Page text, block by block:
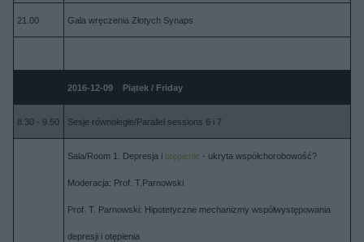
21.00 Gala wręczenia Złotych Synaps
2016-12-09 Piątek / Friday
8.30 - 9.50 Sesje równoległe/Parallel sessions 6 i 7
Sala/Room 1. Depresja i otępienie - ukryta współchorobowość?
Moderacja: Prof. T.Parnowski
Prof. T. Parnowski: Hipotetyczne mechanizmy współwystępowania
depresji i otępienia